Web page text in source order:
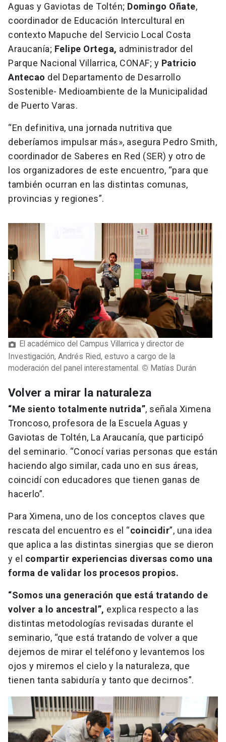
Aguas y Gaviotas de Toltén; Domingo Oñate,
coordinador de Educación Intercultural en
contexto Mapuche del Servicio Local Costa
Araucanía; Felipe Ortega, administrador del
Parque Nacional Villarrica, CONAF; y Patricio
Antecao del Departamento de Desarrollo
Sostenible- Medioambiente de la Municipalidad
de Puerto Varas.
“En definitiva, una jornada nutritiva que
deberíamos impulsar más», asegura Pedro Smith,
coordinador de Saberes en Red (SER) y otro de
los organizadores de este encuentro, “para que
también ocurran en las distintas comunas,
provincias y regiones”.
El académico del Campus Villarrica y director de
Investigación, Andrés Ried, estuvo a cargo de la
moderación del panel interestamental. © Matías Durán
Volver a mirar la naturaleza
“Me siento totalmente nutrida”, señala Ximena
Troncoso, profesora de la Escuela Aguas y
Gaviotas de Toltén, La Araucanía, que participó
del seminario. “Conocí varias personas que están
haciendo algo similar, cada uno en sus áreas,
coincidí con educadores que tienen ganas de
hacerlo”.
Para Ximena, uno de los conceptos claves que
rescata del encuentro es el “coincidir”, una idea
que aplica a las distintas sinergias que se dieron
y el compartir experiencias diversas como una
forma de validar los procesos propios.
“Somos una generación que está tratando de
volver a lo ancestral”, explica respecto a las
distintas metodologías revisadas durante el
seminario, “que está tratando de volver a que
dejemos de mirar el teléfono y levantemos los
ojos y miremos el cielo y la naturaleza, que
tienen tanta sabiduría y tanto que decirnos”.